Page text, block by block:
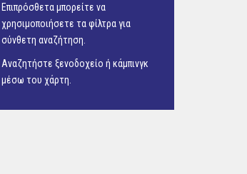
Επιπρόσθετα μπορείτε να
χρησιμοποιήσετε τα φίλτρα για
σύνθετη αναζήτηση.
Αναζητήστε ξενοδοχείο ή κάμπινγκ
μέσω του χάρτη.